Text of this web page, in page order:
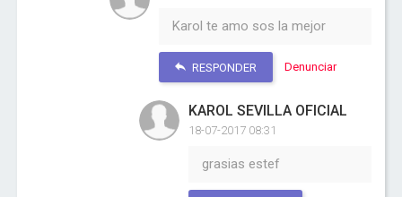
Karol te amo sos la mejor
RESPONDER Denunciar
KAROL SEVILLA OFICIAL
18-07-2017 08:31
grasias estef